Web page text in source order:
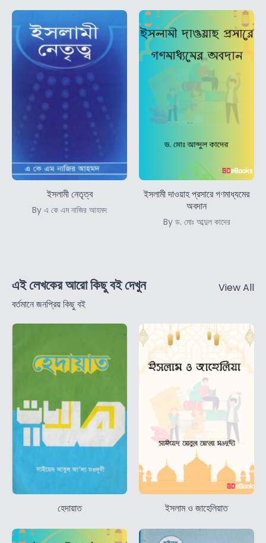
ইসলামী নেতৃত্ব
By এ কে এম নাজির আহমদ
ইসলামী দাওয়াহ প্রসারে গণমাধ্যমের
অবদান
By ড. মোঃ আব্দুল কাদের
এই লেখকের আরো কিছু বই দেখুন
বর্তমানে জনপ্রিয় কিছু বই
View All
হেদায়াত ইসলাম ও জাহেলিয়াত